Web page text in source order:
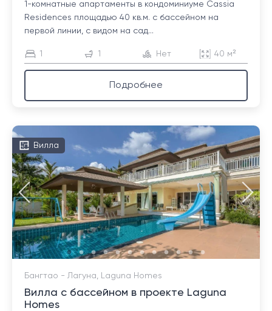
1-комнатные апартаменты в кондоминиуме Cassia
Residences площадью 40 кв.м. с бассейном на
первой линии, с видом на сад...
1 1 Нет 40 м²
Подробнее
Вилла
Бангтао - Лагуна, Laguna Homes
Вилла с бассейном в проекте Laguna
Homes